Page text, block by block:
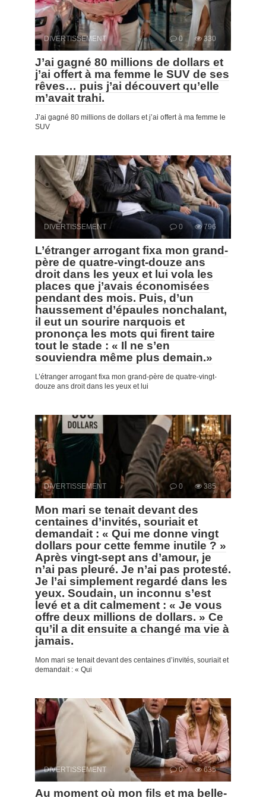
DIVERTISSEMENT 0 330
J’ai gagné 80 millions de dollars et
j’ai offert à ma femme le SUV de ses
rêves… puis j’ai découvert qu’elle
m’avait trahi.
J’ai gagné 80 millions de dollars et j’ai offert à ma femme le
SUV
DIVERTISSEMENT 0 796
L’étranger arrogant fixa mon grand-
père de quatre-vingt-douze ans
droit dans les yeux et lui vola les
places que j’avais économisées
pendant des mois. Puis, d’un
haussement d’épaules nonchalant,
il eut un sourire narquois et
prononça les mots qui firent taire
tout le stade : « Il ne s’en
souviendra même plus demain.»
L’étranger arrogant fixa mon grand-père de quatre-vingt-
douze ans droit dans les yeux et lui
DIVERTISSEMENT 0 385
Mon mari se tenait devant des
centaines d’invités, souriait et
demandait : « Qui me donne vingt
dollars pour cette femme inutile ? »
Après vingt-sept ans d’amour, je
n’ai pas pleuré. Je n’ai pas protesté.
Je l’ai simplement regardé dans les
yeux. Soudain, un inconnu s’est
levé et a dit calmement : « Je vous
offre deux millions de dollars. » Ce
qu’il a dit ensuite a changé ma vie à
jamais.
Mon mari se tenait devant des centaines d’invités, souriait et
demandait : « Qui
DIVERTISSEMENT 0 635
Au moment où mon fils et ma belle-